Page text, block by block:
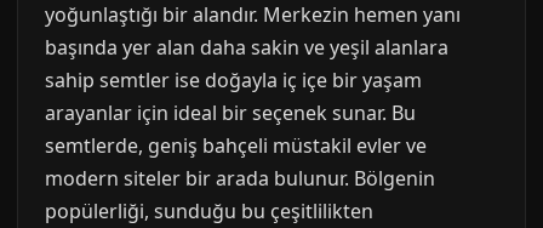
yoğunlaştığı bir alandır. Merkezin hemen yanı
başında yer alan daha sakin ve yeşil alanlara
sahip semtler ise doğayla iç içe bir yaşam
arayanlar için ideal bir seçenek sunar. Bu
semtlerde, geniş bahçeli müstakil evler ve
modern siteler bir arada bulunur. Bölgenin
popülerliği, sunduğu bu çeşitlilikten